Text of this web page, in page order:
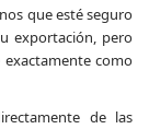
que esté seguro
exportación, pero
como
de las